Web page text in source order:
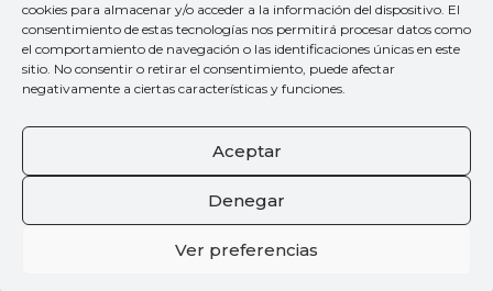
cookies para almacenar y/o acceder a la información del dispositivo. El
consentimiento de estas tecnologías nos permitirá procesar datos como
el comportamiento de navegación o las identificaciones únicas en este
sitio. No consentir o retirar el consentimiento, puede afectar
negativamente a ciertas características y funciones.
Aceptar
Denegar
Ver preferencias
© 2026 Tots els drets reservatsPalau de la música de València